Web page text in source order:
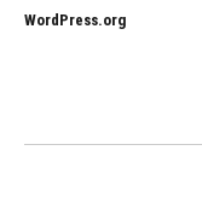
WordPress.org